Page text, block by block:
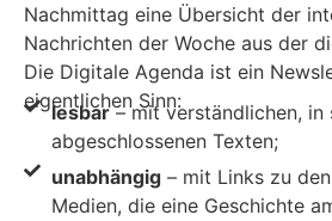
Nachmittag eine Übersicht der
Nachrichten der Woche aus der
Die Digitale Agenda ist ein
eigentlichen Sinn:
lesbar– mit verständlichen, in
abgeschlossenen Texten;
unabhängig– mit Links zu
Medien, die eine Geschichte